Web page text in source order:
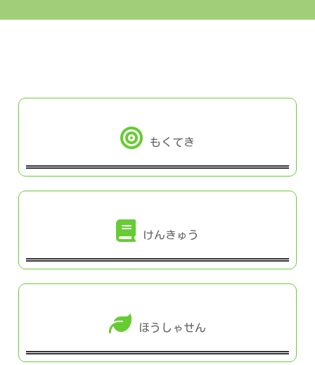
もくてき
けんきゅう
ほうしゃせん